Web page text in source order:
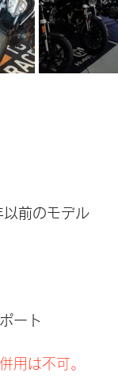
前のモデル
ート
用は不可。